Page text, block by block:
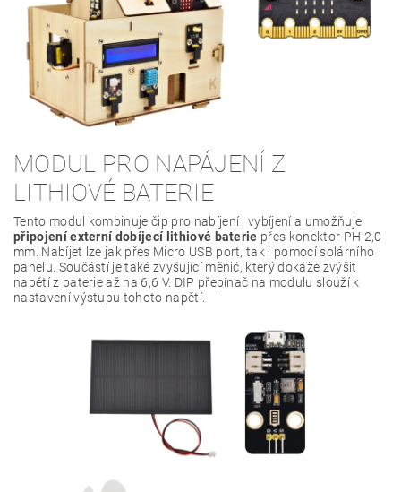
MODUL PRO NAPÁJENÍ Z
LITHIOVÉ BATERIE
Tento modul kombinuje čip pro nabíjení i vybíjení a umožňuje
připojení externí dobíjecí lithiové baterie přes konektor PH 2,0
mm. Nabíjet lze jak přes Micro USB port, tak i pomocí solárního
panelu. Součástí je také zvyšující měnič, který dokáže zvýšit
napětí z baterie až na 6,6 V. DIP přepínač na modulu slouží k
nastavení výstupu tohoto napětí.